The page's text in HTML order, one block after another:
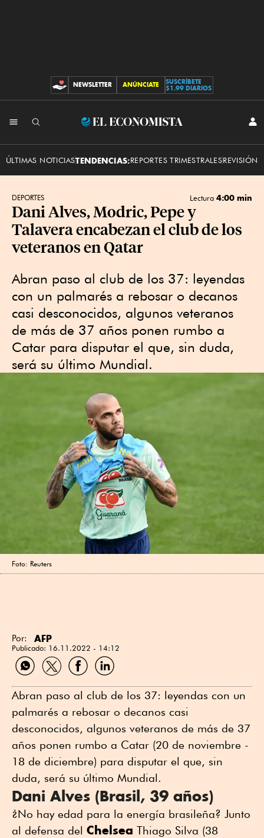
CONTRIBUCIONES
NEWSLETTER ANÚNCIATE
SUSCRÍBETE
$1.99 DIARIOS
El
ÚLTIMAS NOTICIASTENDENCIAS:REPORTES TRIMESTRALESREVISIÓN
DEPORTES Lectura 4:00 min
Dani Alves, Modric, Pepe y
Talavera encabezan el club de los
veteranos en Qatar
Abran paso al club de los 37: leyendas
con un palmarés a rebosar o decanos
casi desconocidos, algunos veteranos
de más de 37 años ponen rumbo a
Catar para disputar el que, sin duda,
será su último Mundial.
Foto: Reuters
Por: AFP
Publicado: 16.11.2022 - 14:12
Compartir
por
Compartir
por
Compartir
por
Compartir
por
Abran paso al club de los 37: leyendas con un
palmarés a rebosar o decanos casi
desconocidos, algunos veteranos de más de 37
años ponen rumbo a Catar (20 de noviembre -
18 de diciembre) para disputar el que, sin
duda, será su último Mundial.
Dani Alves (Brasil, 39 años)
¿No hay edad para la energía brasileña? Junto
al defensa del Chelsea Thiago Silva (38